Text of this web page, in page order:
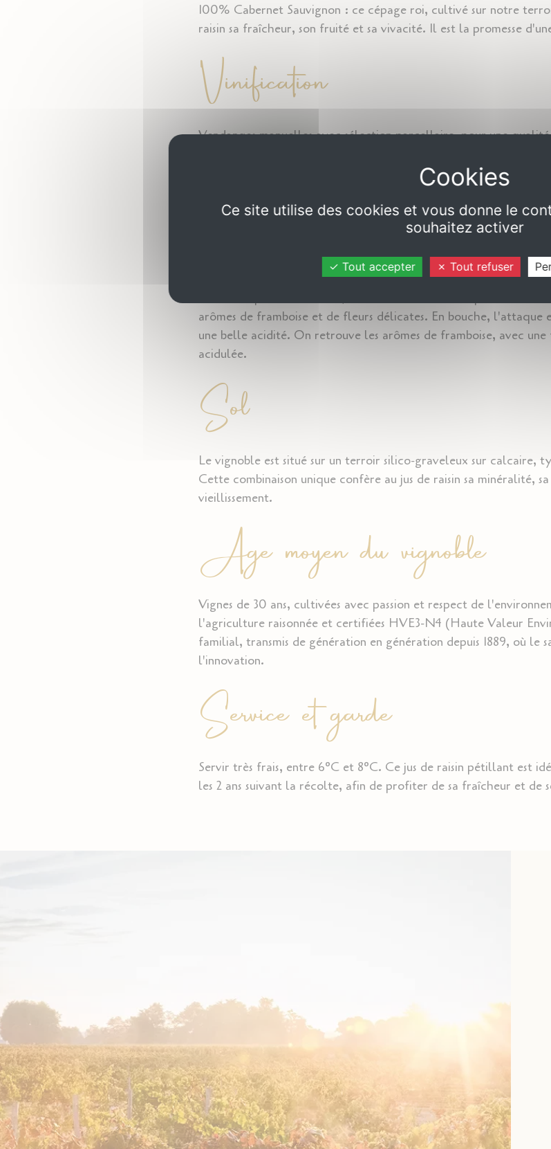
100% Cabernet Sauvignon : ce cépage roi, cultivé sur notre
raisin sa fraîcheur, son fruité et sa vivacité. Il est la promesse
Vinification
Vendanges manuelles avec sélection parcellaire, pour une
refroidi, sous-tiré et filtré dans les 48h. La gazéification et la
Maison Roy, dans le respect du savoir-faire traditionnel.
Dégustation
arômes de framboise et de fleurs délicates. En bouche, l'attaque
une belle acidité. On retrouve les arômes de framboise, avec
acidulée.
Sol
Le vignoble est situé sur un terroir silico-graveleux sur calcaire,
Cette combinaison unique confère au jus de raisin sa minéralité,
vieillissement.
Age moyen du vignoble
Vignes de 30 ans, cultivées avec passion et respect de
l'agriculture raisonnée et certifiées HVE3-N4 (Haute Valeur
familial, transmis de génération en génération depuis 1889, où le
l'innovation.
Service et garde
Servir très frais, entre 6°C et 8°C. Ce jus de raisin pétillant est
les 2 ans suivant la récolte, afin de profiter de sa fraîcheur et de
Ce site utilise des cookies et vous donne le
souhaitez activer
Tout accepter Tout refuser